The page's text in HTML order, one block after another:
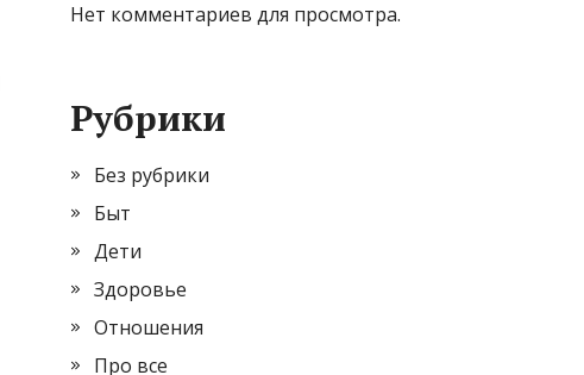
Нет комментариев для просмотра.
Рубрики
Без рубрики
Быт
Дети
Здоровье
Отношения
Про все